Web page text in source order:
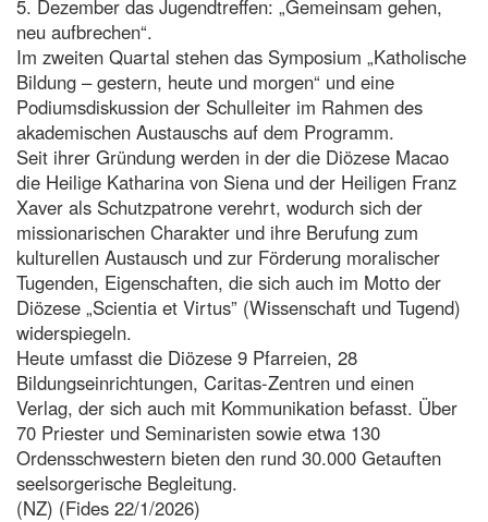
5. Dezember das Jugendtreffen: „Gemeinsam gehen,
neu aufbrechen“.
Im zweiten Quartal stehen das Symposium „Katholische
Bildung – gestern, heute und morgen“ und eine
Podiumsdiskussion der Schulleiter im Rahmen des
akademischen Austauschs auf dem Programm.
Seit ihrer Gründung werden in der die Diözese Macao
die Heilige Katharina von Siena und der Heiligen Franz
Xaver als Schutzpatrone verehrt, wodurch sich der
missionarischen Charakter und ihre Berufung zum
kulturellen Austausch und zur Förderung moralischer
Tugenden, Eigenschaften, die sich auch im Motto der
Diözese „Scientia et Virtus” (Wissenschaft und Tugend)
widerspiegeln.
Heute umfasst die Diözese 9 Pfarreien, 28
Bildungseinrichtungen, Caritas-Zentren und einen
Verlag, der sich auch mit Kommunikation befasst. Über
70 Priester und Seminaristen sowie etwa 130
Ordensschwestern bieten den rund 30.000 Getauften
seelsorgerische Begleitung.
(NZ) (Fides 22/1/2026)